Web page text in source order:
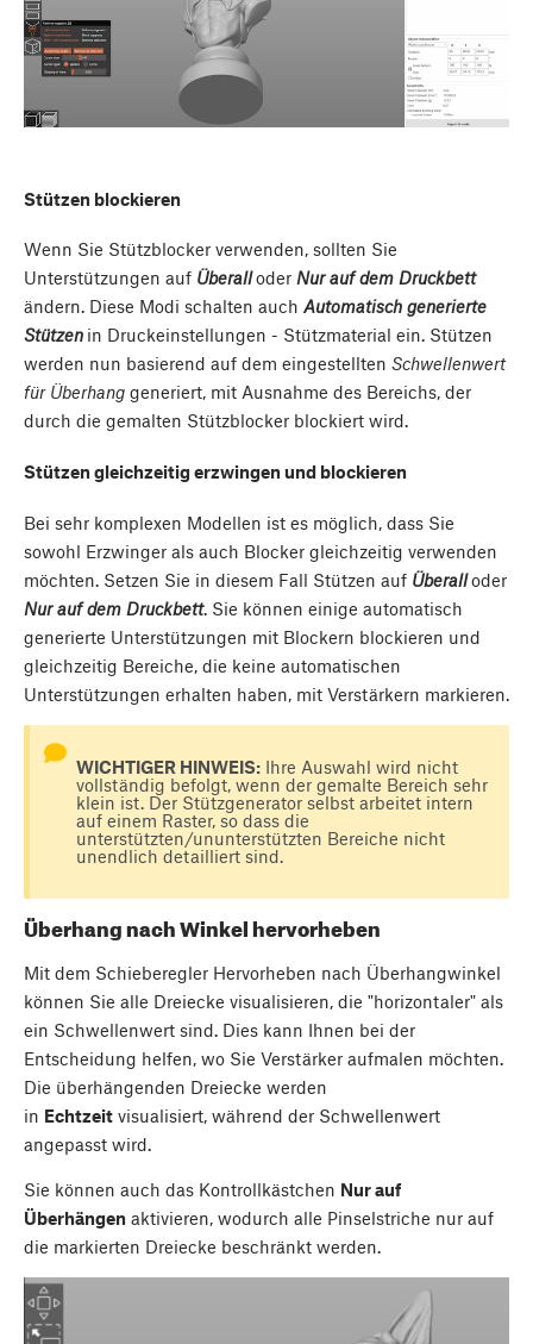
Stützen blockieren
Wenn Sie Stützblocker verwenden, sollten Sie
Unterstützungen auf Überalloder Nur auf dem Druckbett
ändern. Diese Modi schalten auch Automatisch generierte
Stützen in Druckeinstellungen - Stützmaterial ein. Stützen
werden nun basierend auf dem eingestellten Schwellenwert
für Überhang generiert, mit Ausnahme des Bereichs, der
durch die gemalten Stützblocker blockiert wird.
Stützen gleichzeitig erzwingen und blockieren
Bei sehr komplexen Modellen ist es möglich, dass Sie
sowohl Erzwinger als auch Blocker gleichzeitig verwenden
möchten. Setzen Sie in diesem Fall Stützen auf Überalloder
Nur auf dem Druckbett. Sie können einige automatisch
generierte Unterstützungen mit Blockern blockieren und
gleichzeitig Bereiche, die keine automatischen
Unterstützungen erhalten haben, mit Verstärkern markieren.
WICHTIGER HINWEIS:Ihre Auswahl wird nicht
vollständig befolgt, wenn der gemalte Bereich sehr
klein ist. Der Stützgenerator selbst arbeitet intern
auf einem Raster, so dass die
unterstützten/ununterstützten Bereiche nicht
unendlich detailliert sind.
Überhang nach Winkel hervorheben
Mit dem Schieberegler Hervorheben nach Überhangwinkel
können Sie alle Dreiecke visualisieren, die "horizontaler" als
ein Schwellenwert sind. Dies kann Ihnen bei der
Entscheidung helfen, wo Sie Verstärker aufmalen möchten.
Die überhängenden Dreiecke werden
in Echtzeit visualisiert, während der Schwellenwert
angepasst wird.
Sie können auch das Kontrollkästchen Nur auf
Überhängen aktivieren, wodurch alle Pinselstriche nur auf
die markierten Dreiecke beschränkt werden.